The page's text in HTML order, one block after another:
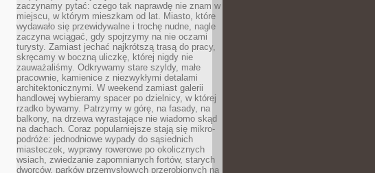
zaczynamy pytać: czego tak naprawdę nie znam w
miejscu, w którym mieszkam od lat. Miasto, które
wydawało się przewidywalne i trochę nudne, nagle
zaczyna wciągać, gdy spojrzymy na nie oczami
turysty. Zamiast jechać najkrótszą trasą do pracy,
skręcamy w boczną uliczkę, której nigdy nie
zauważaliśmy. Odkrywamy stare szyldy, małe
pracownie, kamienice z niezwykłymi detalami
architektonicznymi. W weekend zamiast galerii
handlowej wybieramy spacer po dzielnicy, w której
rzadko bywamy. Patrzymy w górę, na fasady, na
balkony, na drzewa wyrastające nie wiadomo skąd
na dachach. Coraz popularniejsze stają się mikro-
podróże: jednodniowe wypady do sąsiednich
miasteczek, wyprawy rowerowe po okolicznych
wsiach, zwiedzanie zapomnianych fortów, starych
dworców, parków przemysłowych przerobionych na